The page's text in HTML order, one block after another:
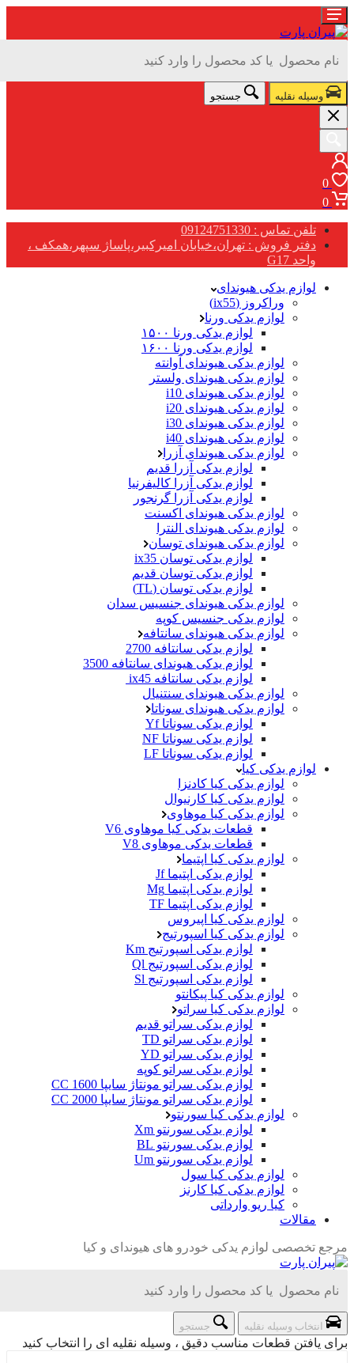
وسیله نقلیه جستجو
0
0
تلفن تماس : 09124751330
دفتر فروش : تهران،خیابان امیرکبیر،پاساژ سپهر،همکف ،
واحد G17
لوازم یدکی هیوندای
وراکروز (ix55)
لوازم یدکی ورنا
لوازم یدکی ورنا ۱۵۰۰
لوازم یدکی ورنا ۱۶۰۰
لوازم یدکی هیوندای آوانته
لوازم یدکی هیوندای ولستر
لوازم یدکی هیوندای i10
لوازم یدکی هیوندای i20
لوازم یدکی هیوندای i30
لوازم یدکی هیوندای i40
لوازم یدکی هیوندای آزرا
لوازم یدکی آزرا قدیم
لوازم یدکی آزرا کالیفرنیا
لوازم یدکی آزرا گرنجور
لوازم یدکی هیوندای اکسنت
لوازم یدکی هیوندای النترا
لوازم یدکی هیوندای توسان
لوازم یدکی توسان ix35
لوازم یدکی توسان قدیم
لوازم یدکی توسان (TL)
لوازم یدکی هیوندای جنسیس سدان
لوازم یدکی جنسیس کوپه
لوازم یدکی هیوندای سانتافه
لوازم یدکی سانتافه 2700
لوازم یدکی هیوندای سانتافه 3500
لوازم یدکی سانتافه ix45
لوازم یدکی هیوندای سنتنیال
لوازم یدکی هیوندای سوناتا
لوازم یدکی سوناتا Yf
لوازم یدکی سوناتا NF
لوازم یدکی سوناتا LF
لوازم یدکی کیا
لوازم یدکی کیا کادنزا
لوازم یدکی کیا کارنیوال
لوازم یدکی کیا موهاوی
قطعات یدکی کیا موهاوی V6
قطعات یدکی موهاوی V8
لوازم یدکی کیا اپتیما
لوازم یدکی اپتیما Jf
لوازم یدکی اپتیما Mg
لوازم یدکی اپتیما TF
لوازم یدکی کیا اپیروس
لوازم یدکی کیا اسپورتیج
لوازم یدکی اسپورتیج Km
لوازم یدکی اسپورتیج Ql
لوازم یدکی اسپورتیج Sl
لوازم یدکی کیا پیکانتو
لوازم یدکی کیا سراتو
لوازم یدکی سراتو قدیم
لوازم یدکی سراتو TD
لوازم یدکی سراتو YD
لوازم یدکی سراتو کوپه
لوازم یدکی سراتو مونتاژ سایپا 1600 CC
لوازم یدکی سراتو مونتاژ سایپا 2000 CC
لوازم یدکی کیا سورنتو
لوازم یدکی سورنتو Xm
لوازم یدکی سورنتو BL
لوازم یدکی سورنتو Um
لوازم یدکی کیا سول
لوازم یدکی کیا کارنز
کیا ریو وارداتی
مقالات
تخصصی لوازم یدکی خودرو های هیوندای و کیا
انتخاب وسیله نقلیه جستجو
یافتن قطعات مناسب دقیق ، وسیله نقلیه ای را انتخاب کنید